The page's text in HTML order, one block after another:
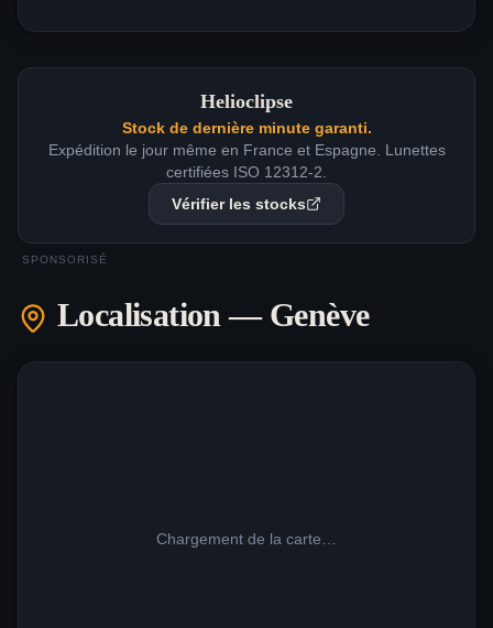
Helioclipse
Stock de dernière minute garanti.
Expédition le jour même en France et Espagne. Lunettes
certifiées ISO 12312-2.
Vérifier les stocks
SPONSORISÉ
Localisation — Genève
Chargement de la carte…